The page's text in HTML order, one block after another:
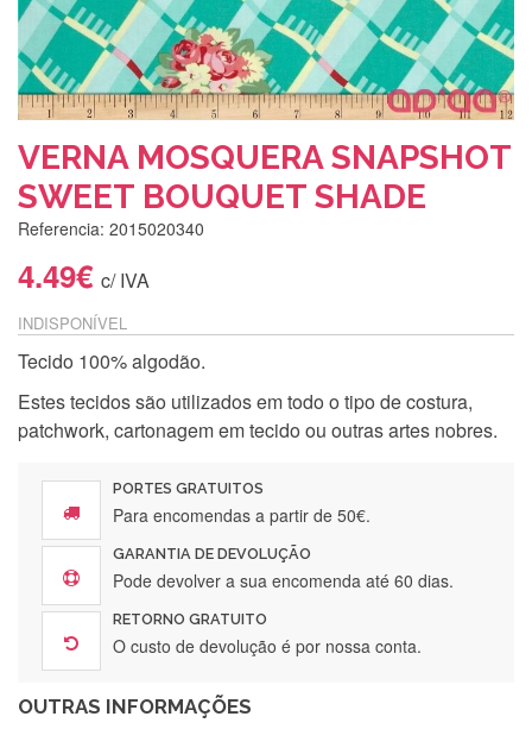
VERNA MOSQUERA SNAPSHOT
SWEET BOUQUET SHADE
Referencia: 2015020340
4.49€ c/ IVA
INDISPONÍVEL
Tecido 100% algodão.
Estes tecidos são utilizados em todo o tipo de costura,
patchwork, cartonagem em tecido ou outras artes nobres.
PORTES GRATUITOS
Para encomendas a partir de 50€.
GARANTIA DE DEVOLUÇÃO
Pode devolver a sua encomenda até 60 dias.
RETORNO GRATUITO
O custo de devolução é por nossa conta.
OUTRAS INFORMAÇÕES